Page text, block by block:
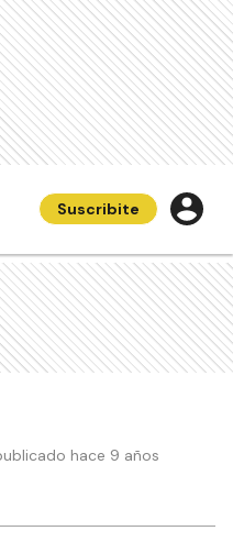
Suscribite
hace 9 años